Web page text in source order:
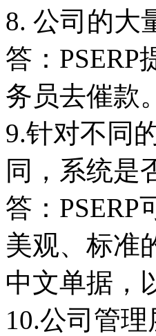
8. 公司的大
答：
务员去催款
9.针对不同
同，系统是
答：
美观、标准
中文单据，
10.公司管